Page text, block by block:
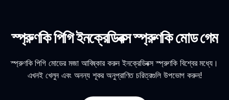
স্প্রুণকি পিগি ইনক্রেডিবক্স স্প্রুণকি মোড গেম
স্প্রুণকি পিগি মোডের মজা আবিষ্কার করুন ইনক্রেডিবক্স স্প্রুণকি বিশ্বের মধ্যে।
এখনই খেলুন এবং অনন্য শূকর অনুপ্রাণিত চরিত্রগুলি উপভোগ করুন!